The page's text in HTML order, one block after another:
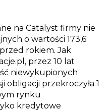
na Catalyst firmy nie
o wartości 173,6
przed rokiem. Jak
przez 10 lat
niewykupionych
obligacji przekroczyła 1
rynku
kredytowe